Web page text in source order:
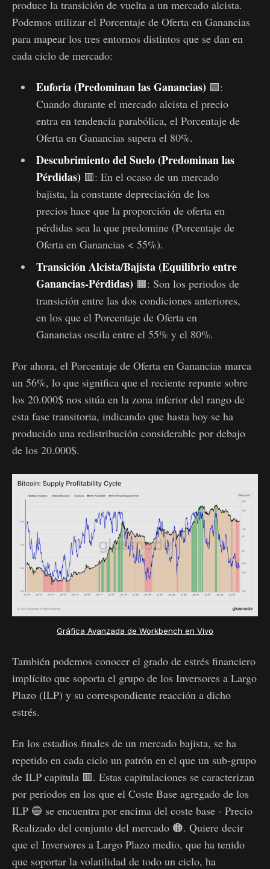
produce la transición de vuelta a un mercado alcista.
Podemos utilizar el Porcentaje de Oferta en Ganancias
para mapear los tres entornos distintos que se dan en
cada ciclo de mercado:
Euforia (Predominan las Ganancias) 🟩:
Cuando durante el mercado alcista el precio
entra en tendencia parabólica, el Porcentaje de
Oferta en Ganancias supera el 80%.
Descubrimiento del Suelo (Predominan las
Pérdidas) 🟥: En el ocaso de un mercado
bajista, la constante depreciación de los
precios hace que la proporción de oferta en
pérdidas sea la que predomine (Porcentaje de
Oferta en Ganancias < 55%).
Transición Alcista/Bajista (Equilibrio entre
Ganancias-Pérdidas) 🟧: Son los periodos de
transición entre las dos condiciones anteriores,
en los que el Porcentaje de Oferta en
Ganancias oscila entre el 55% y el 80%.
Por ahora, el Porcentaje de Oferta en Ganancias marca
un 56%, lo que significa que el reciente repunte sobre
los 20.000$ nos sitúa en la zona inferior del rango de
esta fase transitoria, indicando que hasta hoy se ha
producido una redistribución considerable por debajo
de los 20.000$.
Gráfica Avanzada de Workbench en Vivo
También podemos conocer el grado de estrés financiero
implícito que soporta el grupo de los Inversores a Largo
Plazo (ILP) y su correspondiente reacción a dicho
estrés.
En los estadios finales de un mercado bajista, se ha
repetido en cada ciclo un patrón en el que un sub-grupo
de ILP capitula 🟥. Estas capitulaciones se caracterizan
por periodos en los que el Coste Base agregado de los
ILP 🔵 se encuentra por encima del coste base - Precio
Realizado del conjunto del mercado 🟠. Quiere decir
que el Inversores a Largo Plazo medio, que ha tenido
que soportar la volatilidad de todo un ciclo, ha